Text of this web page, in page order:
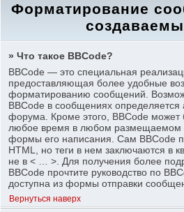
Форматирование
» Что такое BBCode?
BBCode — это специальная
предоставляющая более удобные
форматированию сообщений.
BBCode в сообщениях определяется
форума. Кроме этого, BBCode может
любое время в любом размещаемом
формы его написания. Сам BBCode
HTML, но теги в нем заключаются в
не в < … >. Для получения более
BBCode прочтите руководство по
доступна из формы отправки
Вернуться наверх